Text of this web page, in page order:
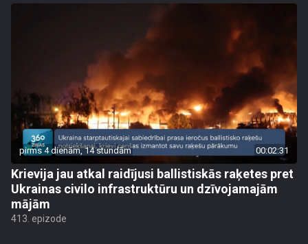
pirms 4 dienām, 14 stundām 00:02:31
Krievija jau atkal raidījusi ballistiskās raķetes pret
Ukrainas civilo infrastruktūru un dzīvojamajām
mājām
413. epizode